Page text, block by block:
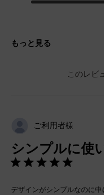
もっと見る
このレビ
ご利用者様
シンプルに使
デザインがシンプルなのに